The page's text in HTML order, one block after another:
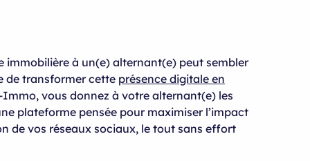
immobilière à un(e) alternant(e) peut sembler
de transformer cette présence digitale en
Immo, vous donnez à votre alternant(e) les
plateforme pensée pour maximiser l’impact
de vos réseaux sociaux, le tout sans effort